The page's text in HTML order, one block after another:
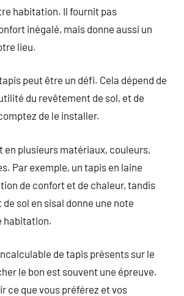
habitation. Il fournit pas
inégalé, mais donne aussi un
lieu.
peut être un défi. Cela dépend de
du revêtement de sol, et de
de le installer.
en plusieurs matériaux, couleurs,
Par exemple, un tapis en laine
de confort et de chaleur, tandis
de sol en sisal donne une note
habitation.
de tapis présents sur le
le bon est souvent une épreuve.
ce que vous préférez et vos